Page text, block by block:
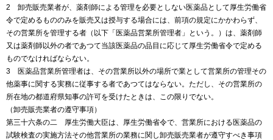
2 卸売販売業者が、薬剤師による管理を必要としない医薬品として厚生労働省
令で定めるもののみを販売又は授与する場合には、前項の規定にかかわらず、
その営業所を管理する者（以下「医薬品営業所管理者」という。）は、薬剤師
又は薬剤師以外の者であつて当該医薬品の品目に応じて厚生労働省令で定める
ものでなければならない。
3 医薬品営業所管理者は、その営業所以外の場所で業として営業所の管理その
他薬事に関する実務に従事する者であつてはならない。ただし、その営業所の
所在地の都道府県知事の許可を受けたときは、この限りでない。
（卸売販売業者の遵守事項）
第三十六条の二 厚生労働大臣は、厚生労働省令で、営業所における医薬品の
試験検査の実施方法その他営業所の業務に関し卸売販売業者が遵守すべき事項